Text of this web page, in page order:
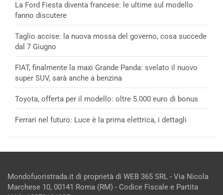
La Ford Fiesta diventa francese: le ultime sul modello
fanno discutere
Taglio accise: la nuova mossa del governo, cosa succede
dal 7 Giugno
FIAT, finalmente la maxi Grande Panda: svelato il nuovo
super SUV, sarà anche a benzina
Toyota, offerta per il modello: oltre 5.000 euro di bonus
Ferrari nel futuro: Luce è la prima elettrica, i dettagli
Mondofuoristrada.it di proprietà di WEB 365 SRL - Via Nicola
Marchese 10, 00141 Roma (RM) - Codice Fiscale e Partita